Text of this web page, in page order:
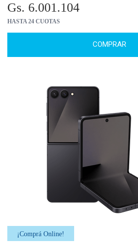
Gs. 6.001.104
HASTA 24 CUOTAS
COMPRAR
¡Comprá Online!